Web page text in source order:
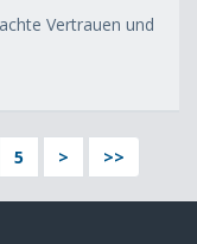
Vertrauen und
5 > >>